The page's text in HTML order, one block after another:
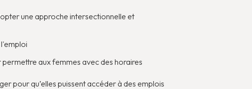
une approche intersectionnelle et
aux femmes avec des horaires
pour qu’elles puissent accéder à des emplois